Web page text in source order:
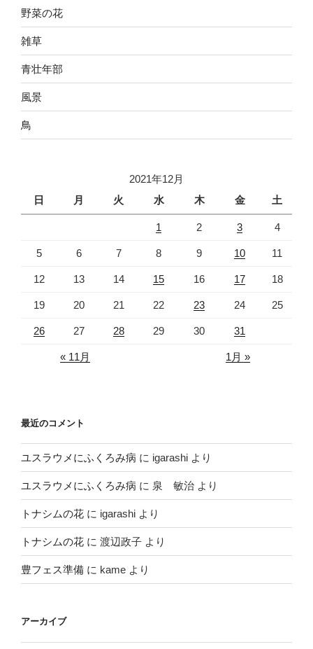
野菜の花
雑草
青壮年部
風景
鳥
2021年12月
日
月 火 水 木 金 土
1 2 3 4
5 6 7 8 9 10 11
12 13 14 15 16 17 18
19 20 21 22 23 24 25
26 27 28 29 30 31
« 11月 1月 »
最近のコメント
ユスラウメにふくろみ病 に igarashi より
ユスラウメにふくろみ病 に 泉 敏治 より
トナシムの花 に igarashi より
トナシムの花 に 渡辺政子 より
豊フェス準備 に kame より
アーカイブ